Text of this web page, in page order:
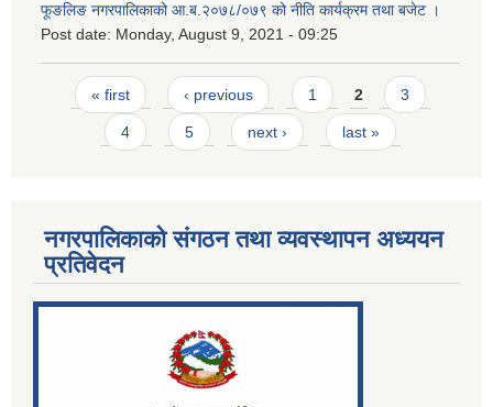
फूङलिङ नगरपालिकाको आ.ब.२०७८/०७९ को नीति कार्यक्रम तथा बजेट ।
Post date: Monday, August 9, 2021 - 09:25
Pages
« first ‹ previous 1 2 3
4 5 next › last »
नगरपालिकाको संगठन तथा व्यवस्थापन अध्ययन
प्रतिवेदन